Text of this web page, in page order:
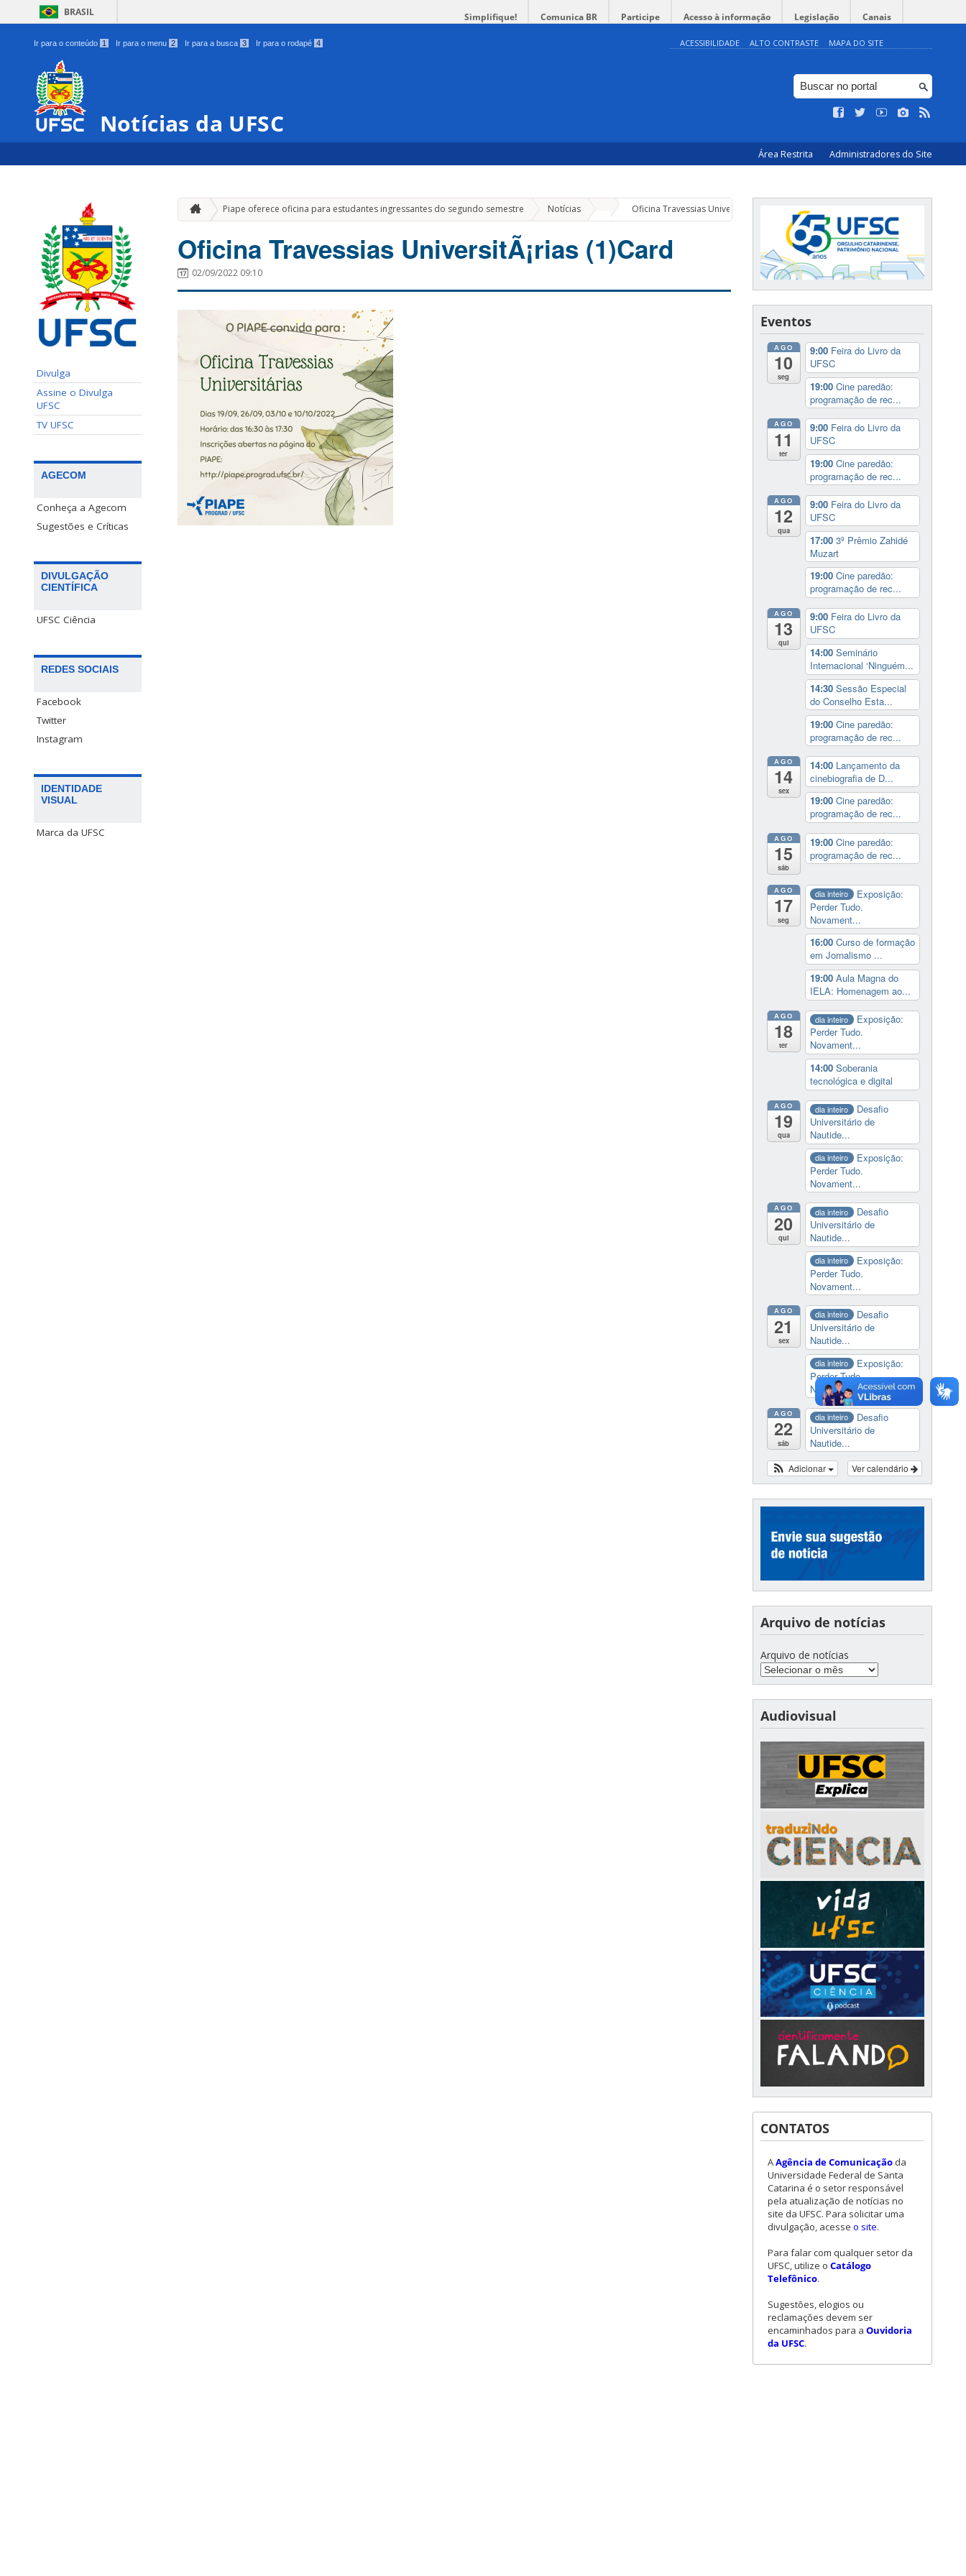
BRASIL Simplifique! Comunica BR Participe Acesso à informação Legislação Canais
Ir para o conteúdo 1 Ir para o menu 2 Ir para a busca 3 Ir para o rodapé 4 ACESSIBILIDADE ALTO CONTRASTE MAPA DO SITE
Notícias da UFSC
Área Restrita Administradores do Site
Divulga
Assine o Divulga
UFSC
TV UFSC
AGECOM
Conheça a Agecom
Sugestões e Críticas
DIVULGAÇÃO
CIENTÍFICA
UFSC Ciência
REDES SOCIAIS
Facebook
Twitter
Instagram
IDENTIDADE
VISUAL
Marca da UFSC
Piape oferece oficina para estudantes ingressantes do segundo semestre Notícias Oficina Travessias UniversitÃ¡rias (1)Card
Oficina Travessias UniversitÃ¡rias (1)Card
02/09/2022 09:10
Eventos
AGO
10
seg
9:00 Feira do Livro da
UFSC
19:00 Cine paredão:
programação de rec...
AGO
11
ter
9:00 Feira do Livro da
UFSC
19:00 Cine paredão:
programação de rec...
AGO
12
qua
9:00 Feira do Livro da
UFSC
17:00 3º Prêmio Zahidé
Muzart
19:00 Cine paredão:
programação de rec...
AGO
13
qui
9:00 Feira do Livro da
UFSC
14:00 Seminário
Internacional ‘Ninguém...
14:30 Sessão Especial
do Conselho Esta...
19:00 Cine paredão:
programação de rec...
AGO
14
sex
14:00 Lançamento da
cinebiografia de D...
19:00 Cine paredão:
programação de rec...
AGO
15
sáb
19:00 Cine paredão:
programação de rec...
AGO
17
seg
dia inteiro
Exposição:
Perder Tudo.
Novament...
16:00 Curso de formação
em Jornalismo ...
19:00 Aula Magna do
IELA: Homenagem ao...
AGO
18
ter
dia inteiro
Exposição:
Perder Tudo.
Novament...
14:00 Soberania
tecnológica e digital
AGO
19
qua
dia inteiro
Desafio
Universitário de
Nautide...
dia inteiro
Exposição:
Perder Tudo.
Novament...
AGO
20
qui
dia inteiro
Desafio
Universitário de
Nautide...
dia inteiro
Exposição:
Perder Tudo.
Novament...
AGO
21
sex
dia inteiro
Desafio
Universitário de
Nautide...
dia inteiro
Exposição:
Perder Tudo.
Novament...
AGO
22
sáb
dia inteiro
Desafio
Universitário de
Nautide...
Ver calendário
Adicionar
Arquivo de notícias
Arquivo de notícias
Audiovisual
CONTATOS
AAgência de Comunicação da
Universidade Federal de Santa
Catarina é o setor responsável
pela atualização de notícias no
site da UFSC. Para solicitar uma
divulgação, acesse o site.
Para falar com qualquer setor da
UFSC, utilize o Catálogo
Telefônico.
Sugestões, elogios ou
reclamações devem ser
encaminhados para a Ouvidoria
da UFSC.